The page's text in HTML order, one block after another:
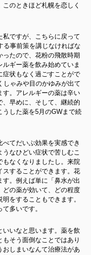
のときほど札幌を恋しく
ですが、こちらに戻って
る事前策を講じなければな
ったので、花粉の飛散時期
ギー薬を飲み始めていま
症状もなく過ごすことがで
しゃみや目のかゆみが出て
す。アレルギーの薬は辛い
早めに、そして、継続的
うした薬を5月のGWまで続
てだいぶ効果を実感でき
なひどい症状で苦しむこ
もなくなりましたし。来院
スすることができます。花
。例えば単に「鼻水が出
どの薬が効いて、どの程度
をすることもできます。
多いです。
いいなと思います。薬を飲
そう面倒なことではあり
おしまいなんて治療法があ